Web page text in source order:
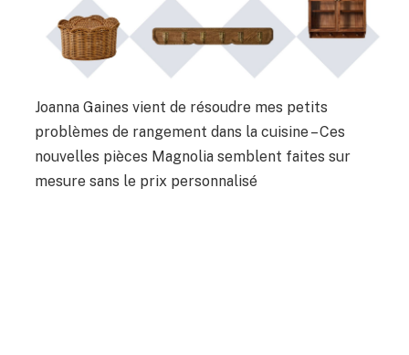
Joanna Gaines vient de résoudre mes petits
problèmes de rangement dans la cuisine – Ces
nouvelles pièces Magnolia semblent faites sur
mesure sans le prix personnalisé